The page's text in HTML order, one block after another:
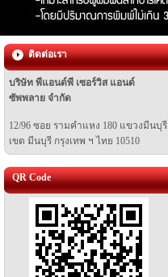
ติดต่อเรา
บริษัท พีแอนด์พี เซอร์วิส แอนด์
ซัพพลาย จำกัด
12/96 ซอย รามคำแหง 180 แขวงมีนบุรี
เขต มีนบุรี กรุงเทพ ฯ ไทย 10510
QR Code